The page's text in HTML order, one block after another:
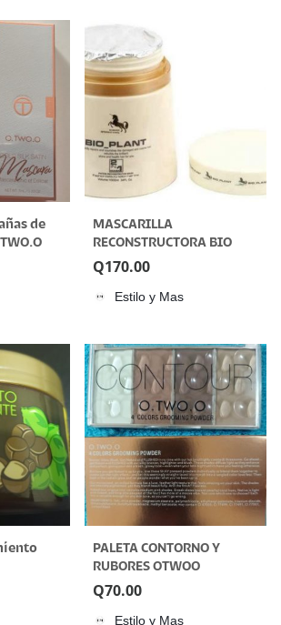
de
MASCARILLA
RECONSTRUCTORA BIO
PLANT 1000ML
Q170.00
Estilo y Mas
PALETA CONTORNO Y
RUBORES OTWOO
Q70.00
Estilo y Mas